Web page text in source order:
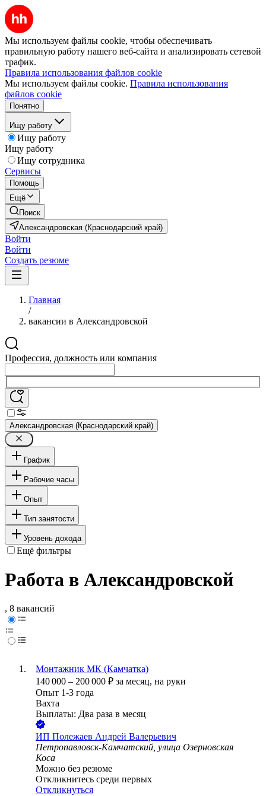
Мы используем файлы cookie, чтобы обеспечивать
правильную работу нашего веб-сайта и анализировать сетевой
трафик.
Правила использования файлов cookie
Мы используем файлы cookie. Правила использования
файлов cookie
Понятно
Ищу работу
Ищу работу
Ищу работу
Ищу сотрудника
Сервисы
Помощь
Ещё
Поиск
Александровская (Краснодарский край)
Войти
Войти
Создать резюме
Главная
/
вакансии в Александровской
Профессия, должность или компания
Александровская (Краснодарский край)
График
Рабочие часы
Опыт
Тип занятости
Уровень дохода
Ещё фильтры
Работа в Александровской
, 8 вакансий
Монтажник МК (Камчатка)
140 000 – 200 000 ₽ за месяц, на руки
Опыт 1-3 года
Вахта
Выплаты: Два раза в месяц
ИП Полежаев Андрей Валерьевич
Петропавловск-Камчатский, улица Озерновская
Коса
Можно без резюме
Откликнитесь среди первых
Откликнуться